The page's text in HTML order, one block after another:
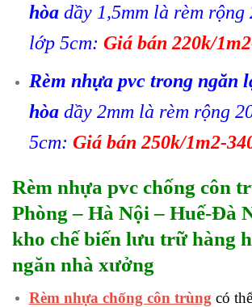
hòa dầy 1,5mm là rèm rộng
lớp 5cm: Giá bán 220k/
Rèm nhựa pvc trong ngăn
hòa dầy 2mm là rèm rộng
5cm: Giá bán 250k/1m2-
Rèm nhựa pvc chống côn
Phòng – Hà Nội – Huế-Đà
kho chế biến lưu trữ hàng
ngăn nhà xưởng
Rèm nhựa chống côn trùng có